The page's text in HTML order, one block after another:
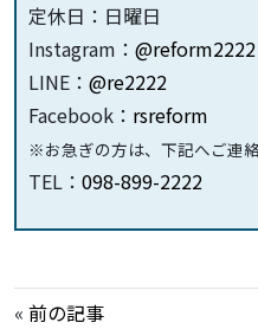
定休日：日曜日
Instagram： @reform2222
LINE： @re2222
Facebook： rsreform
※お急ぎの方は、下記へご連
TEL： 098-899-2222
« 前の記事